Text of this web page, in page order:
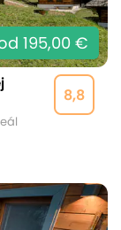
195,00 €
8,8